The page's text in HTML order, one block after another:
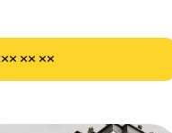
×× ××